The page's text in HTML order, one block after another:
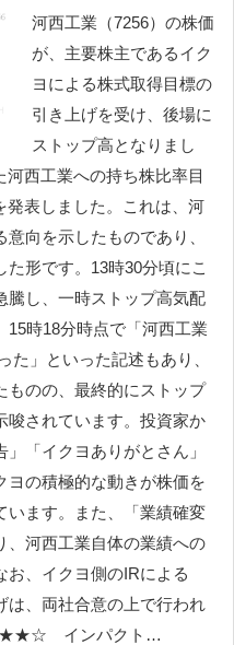
河西工業（7256）の株価
が、主要株主であるイク
ヨによる株式取得目標の
引き上げを受け、後場に
ストップ高となりまし
西工業への持ち株比率目
発表しました。これは、河
向を示したものであり、
形です。13時30分頃にこ
騰し、一時ストップ高気配
15時18分時点で「河西工業
た」といった記述もあり、
ものの、最終的にストップ
唆されています。投資家か
「イクヨありがとさん」
ヨの積極的な動きが株価を
います。また、「業績確変
、河西工業自体の業績への
お、イクヨ側のIRによる
は、両社合意の上で行われ
インパクト…